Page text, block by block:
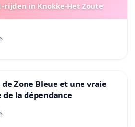
rijden in Knokke-Het Zoute
Zone Bleue et une vraie
la dépendance